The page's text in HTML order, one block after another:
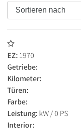
EZ: 1970
Getriebe:
Kilometer:
Türen:
Farbe:
Leistung: kW / 0 PS
Interior: